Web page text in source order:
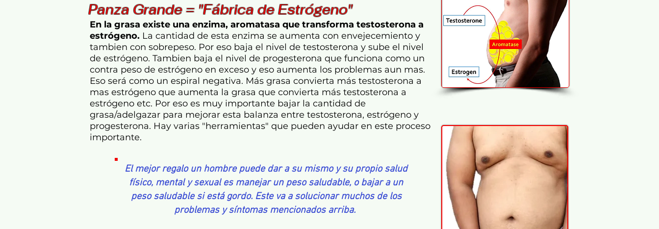
Panza Grande = "Fábrica de Estrógeno"
En la grasa existe una enzima, aromatasa que transforma testosterona a
estrógeno. La cantidad de esta enzima se aumenta con envejecemiento y
tambien con sobrepeso. Por eso baja el nivel de testosterona y sube el nivel
de estrógeno. Tambien baja el nivel de progesterona que funciona como un
contra peso de estrógeno en exceso y eso aumenta los problemas aun mas.
Eso será como un espiral negativa. Más grasa convierta más testosterona a
mas estrógeno que aumenta la grasa que convierta más testosterona a
estrógeno etc. Por eso es muy importante bajar la cantidad de
grasa/adelgazar para mejorar esta balanza entre testosterona, estrógeno y
progesterona. Hay varias "herramientas" que pueden ayudar en este proceso
importante.
El mejor regalo un hombre puede dar a su mismo y su propio salud
físico, mental y sexual es manejar un peso saludable, o bajar a un
peso saludable si está gordo. Este va a solucionar muchos de los
problemas y síntomas mencionados arriba.